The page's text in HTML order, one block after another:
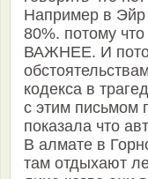
Например в Эйр
80%. потому
ВАЖНЕЕ. И
кодекса в
с этим письмом
показала что
В алмате в
там отдыхают